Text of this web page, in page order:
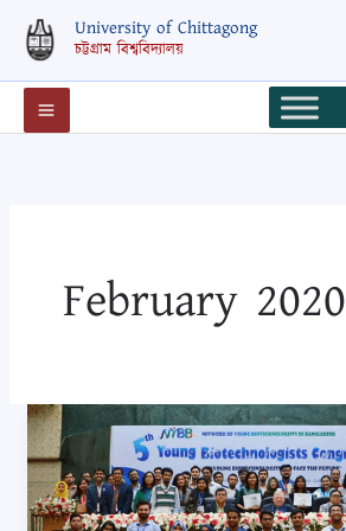
content
University of Chittagong
চট্টগ্রাম বিশ্ববিদ্যালয়
February 2020
জাতীয়
বায়োটেকনোলজি
হ্যাকাথন,
গবেষনা